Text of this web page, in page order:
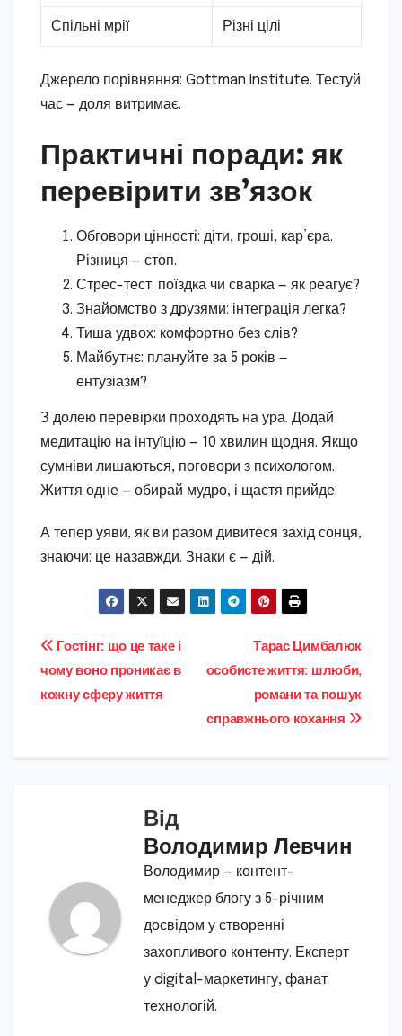
Спільні мрії Різні цілі
Джерело порівняння: Gottman Institute. Тестуй
час — доля витримає.
Практичні поради: як
перевірити зв’язок
Обговори цінності: діти, гроші, кар’єра.
Різниця — стоп.
Стрес-тест: поїздка чи сварка — як реагує?
Знайомство з друзями: інтеграція легка?
Тиша удвох: комфортно без слів?
Майбутнє: плануйте за 5 років —
ентузіазм?
З долею перевірки проходять на ура. Додай
медитацію на інтуїцію — 10 хвилин щодня. Якщо
сумніви лишаються, поговори з психологом.
Життя одне — обирай мудро, і щастя прийде.
А тепер уяви, як ви разом дивитеся захід сонця,
знаючи: це назавжди. Знаки є — дій.
Навігація
записів
Тарас Цимбалюк
особисте життя: шлюби,
романи та пошук
справжнього кохання
Гостінг: що це таке і
чому воно проникає в
кожну сферу життя
Від
Володимир Левчин
Володимир — контент-
менеджер блогу з 5-річним
досвідом у створенні
захопливого контенту. Експерт
у digital-маркетингу, фанат
технологій.